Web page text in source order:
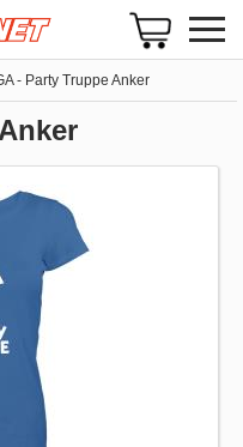
- Party Truppe Anker